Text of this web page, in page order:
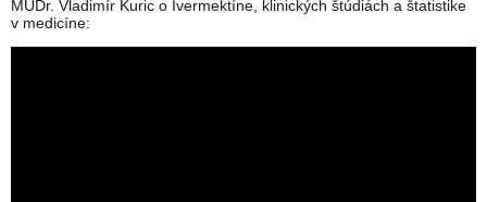
MUDr. Vladimír Kuric o Ivermektíne, klinických štúdiách a štatistike
v medicíne: